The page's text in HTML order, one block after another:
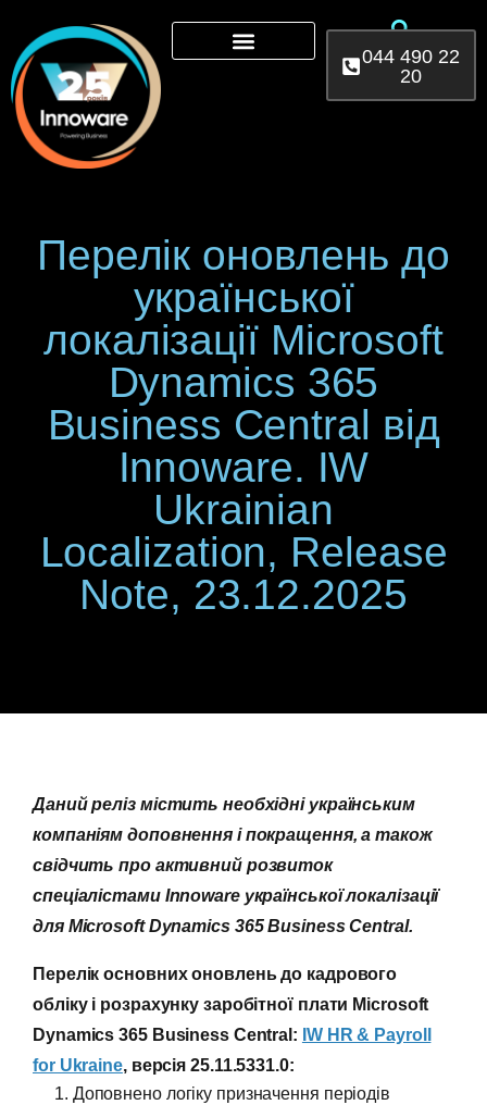
044 490 22
20
Перелік оновлень до
української
локалізації Microsoft
Dynamics 365
Business Central від
Іnnoware. IW
Ukrainian
Localization, Release
Note, 23.12.2025
Даний реліз містить необхідні українським
компаніям доповнення і покращення, а також
свідчить про активний розвиток
спеціалістами Innoware української локалізації
для Microsoft Dynamics 365 Business Central.
Перелік основних оновлень до кадрового
обліку і розрахунку заробітної плати Microsoft
Dynamics 365 Business Central: IW HR & Payroll
for Ukraine, версія 25.11.5331.0:
1. Доповнено логіку призначення періодів